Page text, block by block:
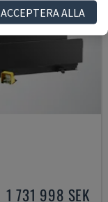
1 731 998 SEK
ACCEPTERA ALLA